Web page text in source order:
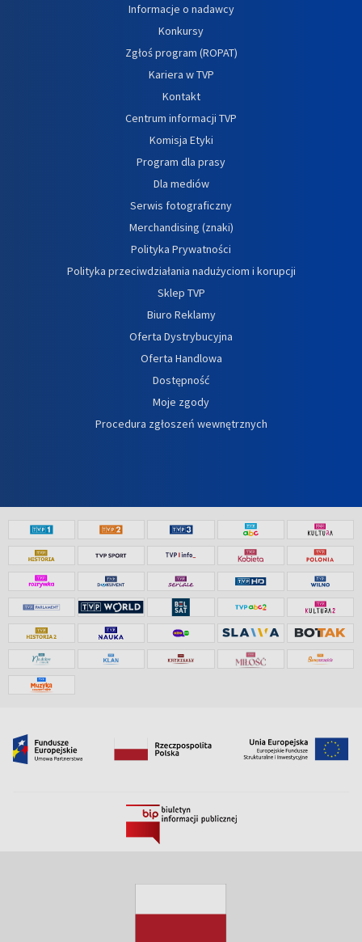
Informacje o nadawcy
Konkursy
Zgłoś program (ROPAT)
Kariera w TVP
Kontakt
Centrum informacji TVP
Komisja Etyki
Program dla prasy
Dla mediów
Serwis fotograficzny
Merchandising (znaki)
Polityka Prywatności
Polityka przeciwdziałania nadużyciom i korupcji
Sklep TVP
Biuro Reklamy
Oferta Dystrybucyjna
Oferta Handlowa
Dostępność
Moje zgody
Procedura zgłoszeń wewnętrznych